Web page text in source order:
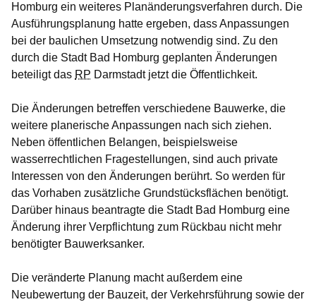
Homburg ein weiteres Planänderungsverfahren durch. Die
Ausführungsplanung hatte ergeben, dass Anpassungen
bei der baulichen Umsetzung notwendig sind. Zu den
durch die Stadt Bad Homburg geplanten Änderungen
beteiligt das RP Darmstadt jetzt die Öffentlichkeit.
Die Änderungen betreffen verschiedene Bauwerke, die
weitere planerische Anpassungen nach sich ziehen.
Neben öffentlichen Belangen, beispielsweise
wasserrechtlichen Fragestellungen, sind auch private
Interessen von den Änderungen berührt. So werden für
das Vorhaben zusätzliche Grundstücksflächen benötigt.
Darüber hinaus beantragte die Stadt Bad Homburg eine
Änderung ihrer Verpflichtung zum Rückbau nicht mehr
benötigter Bauwerksanker.
Die veränderte Planung macht außerdem eine
Neubewertung der Bauzeit, der Verkehrsführung sowie der